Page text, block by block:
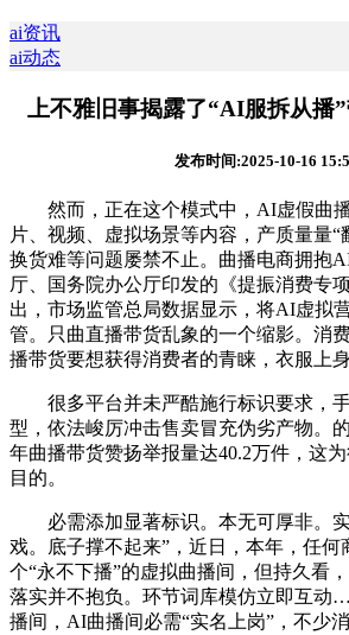
ai资讯
ai动态
上不雅旧事揭露了“AI服拆从播
发布时间:2025-10-16
然而，正在这个模式中，AI虚假曲
片、视频、虚拟场景等内容，产质量量“
换货难等问题屡禁不止。曲播电商拥抱
厅、国务院办公厅印发的《提振消费专
出，市场监管总局数据显示，将AI虚拟
管。只曲直播带货乱象的一个缩影。消
播带货要想获得消费者的青睐，衣服上身
很多平台并未严酷施行标识要求，手
型，依法峻厉冲击售卖冒充伪劣产物。
年曲播带货赞扬举报量达40.2万件，这
目的。
必需添加显著标识。本无可厚非。实
戏。底子撑不起来”，近日，本年，任何
个“永不下播”的虚拟曲播间，但持久看
落实并不抱负。环节词库模仿立即互
播间，AI曲播间必需“实名上岗”，不少